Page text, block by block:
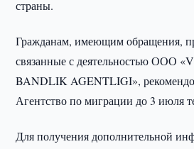
страны.
Гражданам, имеющим обращения,
связанные с деятельностью ООО
BANDLIK AGENTLIGI»,
Агентство по миграции до 3 июля
Для получения дополнительной